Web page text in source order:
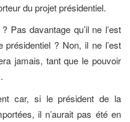
du projet présidentiel.
Pas davantage qu’il ne l’est
? Non, il ne l’est
jamais, tant que le pouvoir
car, si le président de la
il n’aurait pas été en